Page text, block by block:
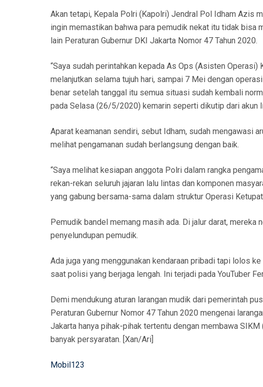
Akan tetapi, Kepala Polri (Kapolri) Jendral Pol Idham Azis
ingin memastikan bahwa para pemudik nekat itu tidak bisa
lain Peraturan Gubernur DKI Jakarta Nomor 47 Tahun 2020.
“Saya sudah perintahkan kepada As Ops (Asisten
melanjutkan selama tujuh hari, sampai 7 Mei dengan
benar setelah tanggal itu semua situasi sudah kembali
pada Selasa (26/5/2020) kemarin seperti dikutip dari akun
Aparat keamanan sendiri, sebut Idham, sudah mengawasi
melihat pengamanan sudah berlangsung dengan baik.
“Saya melihat kesiapan anggota Polri dalam rangka
rekan-rekan seluruh jajaran lalu lintas dan komponen
yang gabung bersama-sama dalam struktur Operasi
Pemudik bandel memang masih ada. Di jalur darat, mereka
penyelundupan pemudik.
Ada juga yang menggunakan kendaraan pribadi tapi lolos
saat polisi yang berjaga lengah. Ini terjadi pada YouTuber
Demi mendukung aturan larangan mudik dari pemerintah
Peraturan Gubernur Nomor 47 Tahun 2020 mengenai
Jakarta hanya pihak-pihak tertentu dengan membawa
banyak persyaratan. [Xan/Ari]
Mobil123